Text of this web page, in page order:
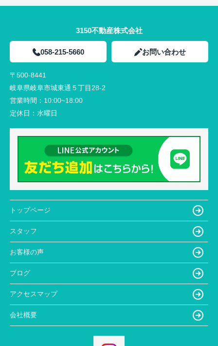
3150不動産株式会社
058-215-5660 お問い合わせ
〒500-8441
岐阜県岐阜市城東通５丁目28-2
営業時間： 10:00~18:00
定休日： 水曜日
トップページ
スタッフ
お客様の声
ブログ
アクセスマップ
会社概要